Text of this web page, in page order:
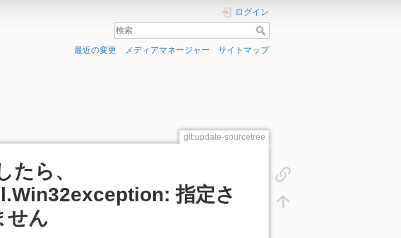
ログイン
最近の変更 メディアマネージャー サイトマップ
git:update-sourcetree
ら、
指定さ
せん